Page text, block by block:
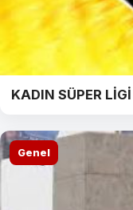
KADIN SÜPER
Genel